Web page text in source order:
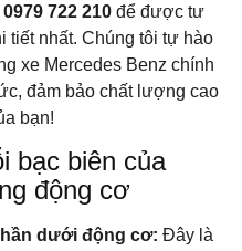
722 210 để được tư
tiết nhất. Chúng tôi tự hào
xe Mercedes Benz chính
đảm bảo chất lượng cao
bạn!
bạc biên của
động cơ
dưới động cơ: Đây là